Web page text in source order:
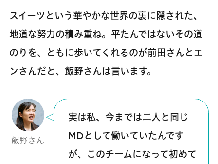
スイーツという華やかな世界の裏に隠された、
地道な努力の積み重ね。平たんではないその道
のりを、ともに歩いてくれるのが前田さんとエ
ンさんだと、飯野さんは言います。
飯野さん
実は私、今までは二人と同じ
MDとして働いていたんです
が、このチームになって初めて